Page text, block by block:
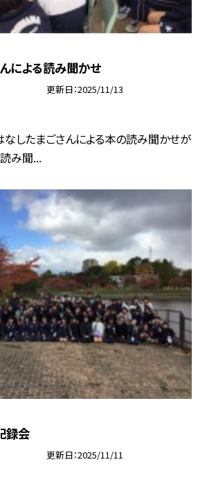
による読み聞かせ
更新日 2025/11/13
なしたまごさんによる本の読み聞かせが
み聞...
録会
更新日 2025/11/11